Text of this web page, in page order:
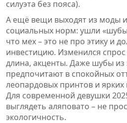
силуэта без пояса).
А ещё вещи выходят из моды
социальных норм: ушли
что мех – это не про этику и
инвестицию. Изменился
длина, акценты. Даже шубы
предпочитают в спокойных
леопардовых принтов и
Для современной девушки
выглядеть аляповато – не
экологичность.